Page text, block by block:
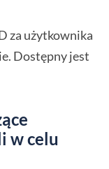
za użytkownika
Dostępny jest
w celu